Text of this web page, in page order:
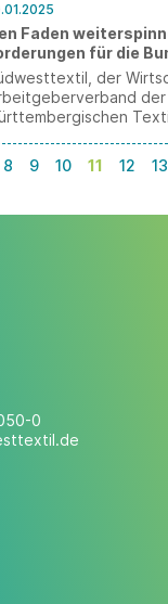
Faden
für die
der
Themen mit
an die
8 9 10 11 12 13
0